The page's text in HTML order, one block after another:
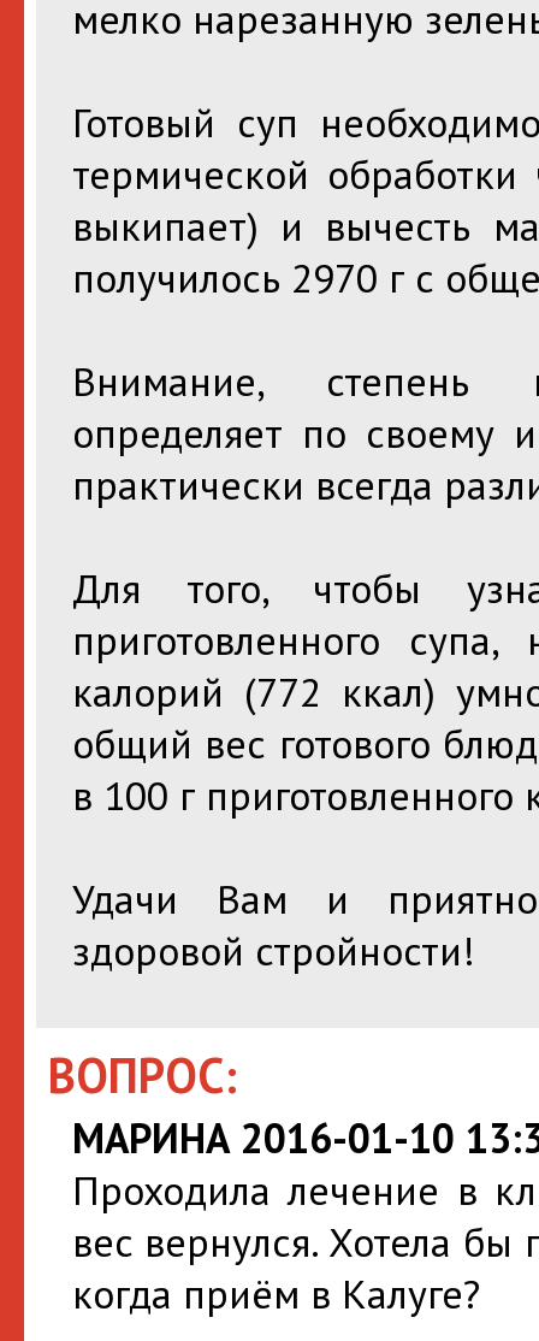
мелко нарезанную
Готовый суп
термической обработки
выкипает) и вычесть
получилось 2970 г с
Внимание, степень
определяет по своему
практически всегда
Для того, чтобы
приготовленного
калорий (772 ккал)
общий вес готового
в 100 г приготовленного
Удачи Вам и
здоровой стройности!
ВОПРОС:
МАРИНА 2016-01-10
Проходила лечение в
вес вернулся. Хотела
когда приём в Калуге?